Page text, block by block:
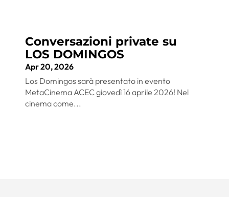
Conversazioni private su
LOS DOMINGOS
Apr 20, 2026
Los Domingos sarà presentato in evento
MetaCinema ACEC giovedì 16 aprile 2026! Nel
cinema come...